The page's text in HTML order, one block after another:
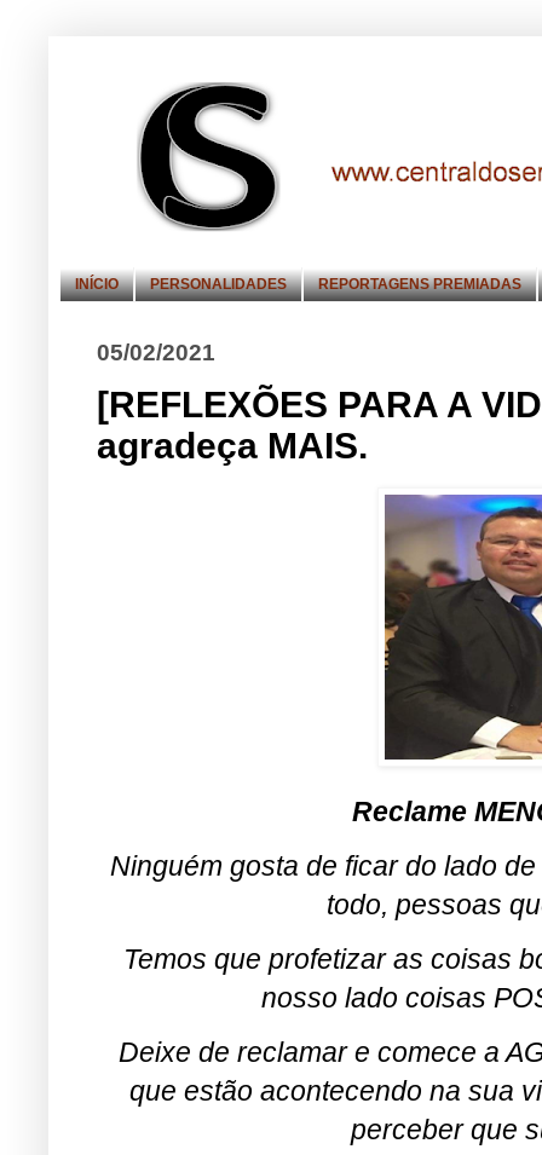
INÍCIO PERSONALIDADES REPORTAGENS PREMIADAS
05/02/2021
[REFLEXÕES PARA A
agradeça MAIS.
Reclame
Ninguém gosta de ficar do lado
todo, pessoas
Temos que profetizar as coisas
nosso lado coisas
Deixe de reclamar e comece a
que estão acontecendo na sua
perceber que